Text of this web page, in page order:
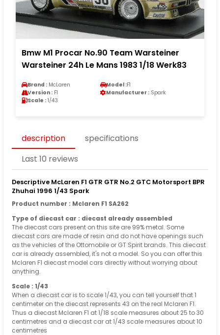
Bmw M1 Procar No.90 Team Warsteiner
Warsteiner 24h Le Mans 1983 1/18 Werk83
Brand : McLaren Model :F1
Version : F1 Manufacturer : Spark
Scale : 1/43
description
specifications
Last 10 reviews
Descriptive McLaren F1 GTR GTR No.2 GTC Motorsport BPR
Zhuhai 1996 1/43 Spark
Product number : Mclaren F1 SA262
Type of diecast car : diecast already assembled
The diecast cars present on this site are 99% metal. Some
diecast cars are made of resin and do not have openings such
as the vehicles of the Ottomobile or GT Spirit brands. This diecast
car is already assembled, it's not a model. So you can offer this
Mclaren F1 diecast model cars directly without worrying about
anything.
Scale : 1/43
When a diecast car is to scale 1/43, you can tell yourself that 1
centimeter on the diecast represents 43 on the real Mclaren F1.
Thus a diecast Mclaren F1 at 1/18 scale measures about 25 to 30
centimetres and a diecast car at 1/43 scale measures about 10
centimetres